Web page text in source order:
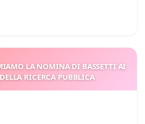
LA NOMINA DI BASSETTI AI
RICERCA PUBBLICA